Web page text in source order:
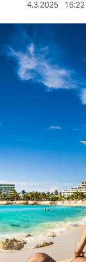
4.3.2025